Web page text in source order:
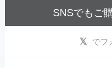
SNSでもご
でフ